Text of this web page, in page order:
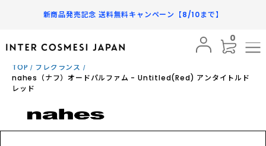
新商品発売記念 送料無料キャンペーン【8/10まで】
0
BRAND
PRODUCTS
TOP
フレグランス
nahes（ナフ）オードパルファム - Untitled(Red) アンタイトルド
レッド
まだレビューはありません
50mL ¥28,900
数量